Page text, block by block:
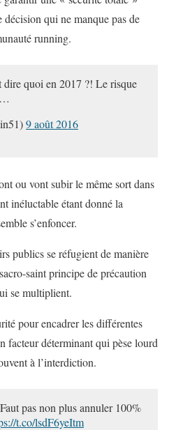
qui ne manque pas de
running.
quoi en 2017 ?! Le risque
9 août 2016
ou vont subir le même sort dans
inéluctable étant donné la
s’enfoncer.
publics se réfugient de manière
saint principe de précaution
se multiplient.
pour encadrer les différentes
facteur déterminant qui pèse lourd
à l’interdiction.
pas non plus annuler 100%
t.co/lsdF6yeItm